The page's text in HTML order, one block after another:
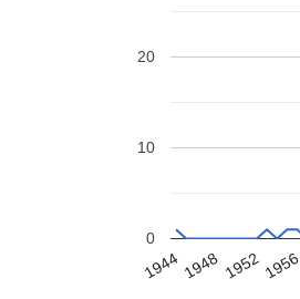
1944 1948 1952 1956
0
10
20